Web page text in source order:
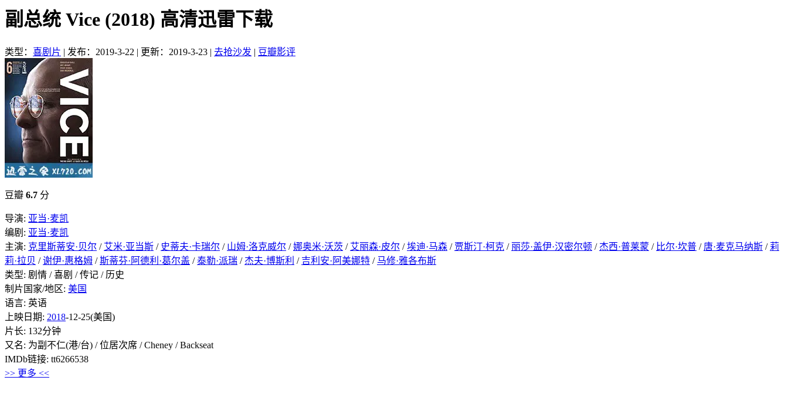
副总统 Vice (2018) 高清迅雷下载
类型： 喜剧片 | 发布：2019-3-22 | 更新：2019-3-23 | 去抢沙发 | 豆瓣影评
豆瓣 6.7 分
导演: 亚当·麦凯
编剧: 亚当·麦凯
主演: 克里斯蒂安·贝尔 / 艾米·亚当斯 / 史蒂夫·卡瑞尔 / 山姆·洛克威尔 /娜奥米·沃茨 / 艾丽森·皮尔 /埃迪·马森 / 贾斯汀·柯克 / 丽莎·盖伊·汉密尔顿 / 杰西·普莱蒙 / 比尔·坎普 / 唐·麦克马纳斯 / 莉
莉·拉贝 /谢伊·惠格姆 /斯蒂芬·阿德利·葛尔盖 /泰勒·派瑞 / 杰夫·博斯利 / 吉利安·阿美娜特 / 马修·雅各布斯
类型: 剧情 / 喜剧 / 传记 / 历史
制片国家/地区: 美国
语言: 英语
上映日期: 2018-12-25(美国)
片长: 132分钟
又名: 为副不仁(港/台) / 位居次席 / Cheney / Backseat
IMDb链接: tt6266538
>> 更多 <<